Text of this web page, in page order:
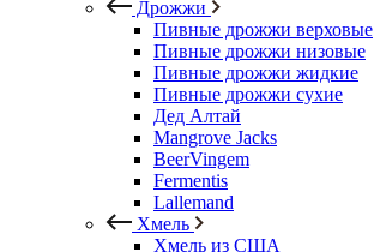
Дрожжи
Пивные дрожжи верховые
Пивные дрожжи низовые
Пивные дрожжи жидкие
Пивные дрожжи сухие
Дед Алтай
Mangrove Jacks
BeerVingem
Fermentis
Lallemand
Хмель
Хмель из США